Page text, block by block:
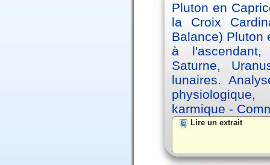
Pluton en
la Croix
Balance) Pluton
à
Saturne,
lunaires.
karmique -
Lire un extrait